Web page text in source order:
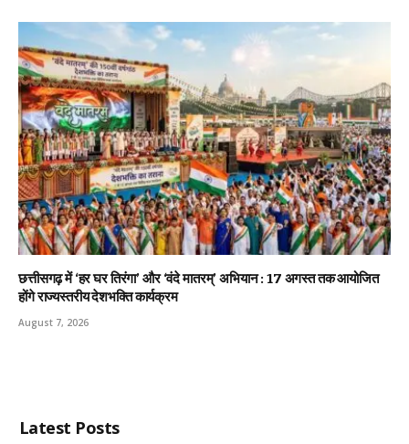
छत्तीसगढ़ में ‘हर घर तिरंगा’ और ‘वंदे मातरम्’ अभियान : 17 अगस्त तक आयोजित
होंगे राज्यस्तरीय देशभक्ति कार्यक्रम
August 7, 2026
Latest Posts